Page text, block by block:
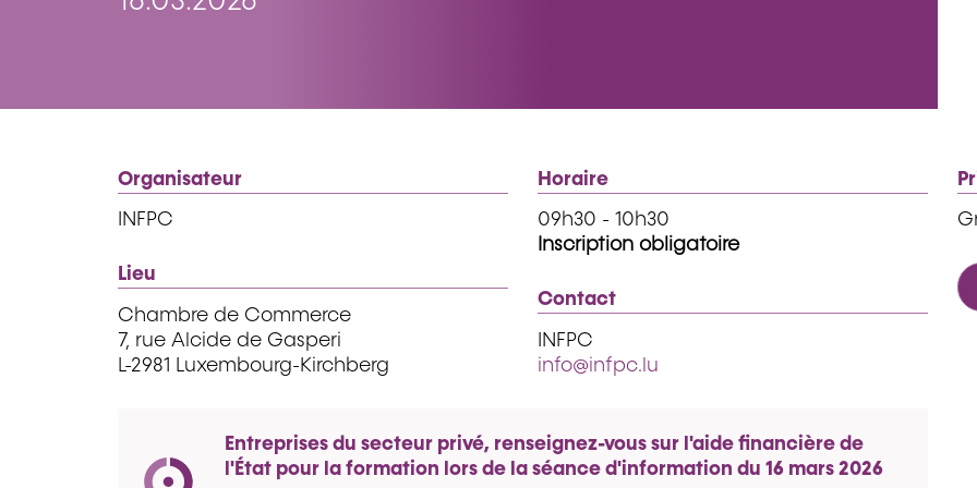
Organisateur
INFPC
Lieu
Chambre de Commerce
7, rue Alcide de Gasperi
L-2981 Luxembourg-Kirchberg
Horaire
09h30 - 10h30
Inscription obligatoire
Contact
INFPC
info@infpc.lu
Entreprises du secteur privé, renseignez-vous sur l'aide financière de
l'État pour la formation lors de la séance d'information du 16 mars 2026